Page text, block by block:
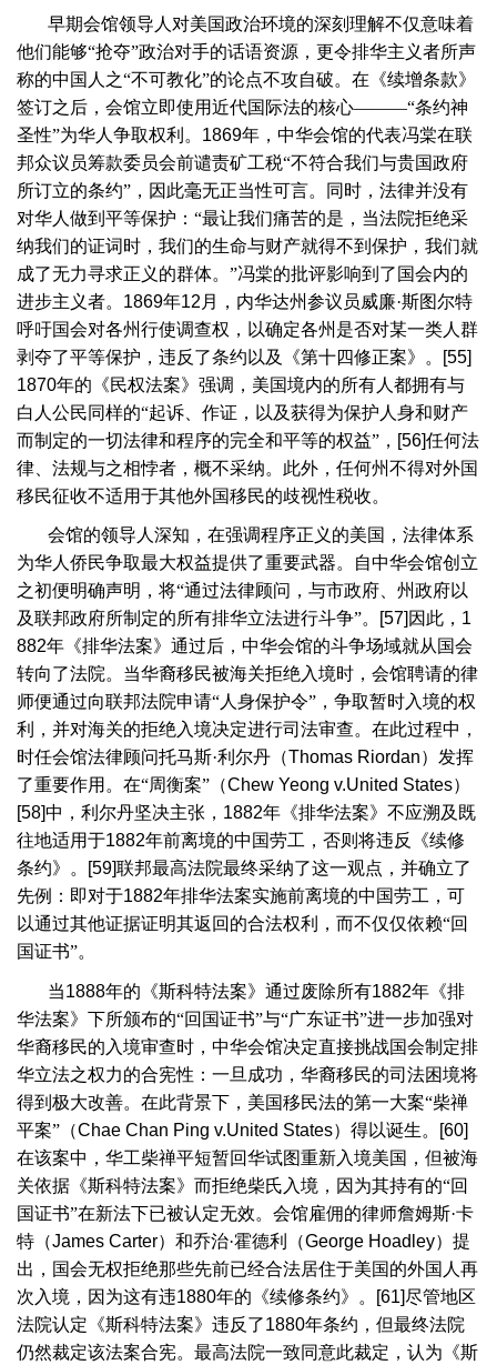
早期会馆领导人对美国政治环境的深刻理解不仅意味着
他们能够“抢夺”政治对手的话语资源，更令排华主义者所声
称的中国人之“不可教化”的论点不攻自破。在《续增条款》
签订之后，会馆立即使用近代国际法的核心———“条约神
圣性”为华人争取权利。 1869年，中华会馆的代表冯棠在联
邦众议员筹款委员会前谴责矿工税“不符合我们与贵国政府
所订立的条约”，因此毫无正当性可言。同时，法律并没有
对华人做到平等保护：“最让我们痛苦的是，当法院拒绝采
纳我们的证词时，我们的生命与财产就得不到保护，我们就
成了无力寻求正义的群体。”冯棠的批评影响到了国会内的
进步主义者。 1869年12 月，内华达州参议员威廉·斯图尔特
呼吁国会对各州行使调查权，以确定各州是否对某一类人群
剥夺了平等保护，违反了条约以及《第十四修正案》。
[55]
1870年的《民权法案》强调，美国境内的所有人都拥有与
白人公民同样的“起诉、作证，以及获得为保护人身和财产
而制定的一切法律和程序的完全和平等的权益”， [56]任何法
律、法规与之相悖者，概不采纳。此外，任何州不得对外国
移民征收不适用于其他外国移民的歧视性税收。
会馆的领导人深知，在强调程序正义的美国，法律体系
为华人侨民争取最大权益提供了重要武器。自中华会馆创立
之初便明确声明，将“通过法律顾问，与市政府、州政府以
及联邦政府所制定的所有排华立法进行斗争”。
[57] 因此， 1
882年《排华法案》通过后，中华会馆的斗争场域就从国会
转向了法院。当华裔移民被海关拒绝入境时，会馆聘请的律
师便通过向联邦法院申请“人身保护令”，争取暂时入境的权
利，并对海关的拒绝入境决定进行司法审查。在此过程中，
时任会馆法律顾问托马斯·利尔丹（Thomas Riordan）发挥
了重要作用。在“周衡案”（Chew Yeong v.United States）
[58]中，利尔丹坚决主张， 1882年《排华法案》不应溯及既
往地适用于1882年前离境的中国劳工，否则将违反《续修
条约》。
[59]联邦最高法院最终采纳了这一观点，并确立了
先例：即对于1882年排华法案实施前离境的中国劳工，可
以通过其他证据证明其返回的合法权利，而不仅仅依赖“回
国证书”。
当1888年的《斯科特法案》通过废除所有1882年《排
华法案》下所颁布的“回国证书”与“广东证书”进一步加强对
华裔移民的入境审查时，中华会馆决定直接挑战国会制定排
华立法之权力的合宪性：一旦成功，华裔移民的司法困境将
得到极大改善。在此背景下，美国移民法的第一大案“柴禅
平案”（Chae Chan Ping v.United States）得以诞生。
[60]
在该案中，华工柴禅平短暂回华试图重新入境美国，但被海
关依据《斯科特法案》而拒绝柴氏入境，因为其持有的“回
国证书”在新法下已被认定无效。会馆雇佣的律师詹姆斯·卡
特（James Carter）和乔治·霍德利（George Hoadley）提
出，国会无权拒绝那些先前已经合法居住于美国的外国人再
次入境，因为这有违1880年的《续修条约》。 [61]尽管地区
法院认定《斯科特法案》违反了1880年条约，但最终法院
仍然裁定该法案合宪。最高法院一致同意此裁定，认为《斯